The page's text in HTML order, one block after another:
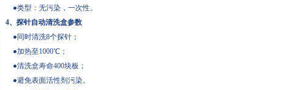
●类型：无污染，一次性。
4、探针自动清洗盒参数
●同时清洗8个探针；
●加热至1000℃；
●清洗盒寿命400块板；
●避免表面活性剂污染。